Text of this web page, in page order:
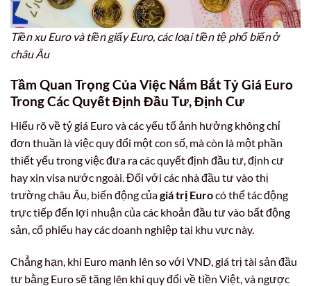
Tiền xu Euro và tiền giấy Euro, các loại tiền tệ phổ biến ở
châu Âu
Tầm Quan Trọng Của Việc Nắm Bắt Tỷ Giá Euro
Trong Các Quyết Định Đầu Tư, Định Cư
Hiểu rõ về tỷ giá Euro và các yếu tố ảnh hưởng không chỉ
đơn thuần là việc quy đổi một con số, mà còn là một phần
thiết yếu trong việc đưa ra các quyết định đầu tư, định cư
hay xin visa nước ngoài. Đối với các nhà đầu tư vào thị
trường châu Âu, biến động củagiá trị Eurocó thể tác động
trực tiếp đến lợi nhuận của các khoản đầu tư vào bất động
sản, cổ phiếu hay các doanh nghiệp tại khu vực này.
Chẳng hạn, khi Euro mạnh lên so với VND, giá trị tài sản đầu
tư bằng Euro sẽ tăng lên khi quy đổi về tiền Việt, và ngược